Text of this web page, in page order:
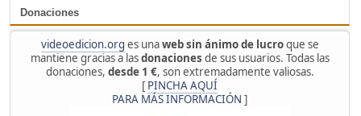
Donaciones
videoedicion.org es unaweb sin ánimo de lucroque se
mantiene gracias a lasdonaciones de sus usuarios. Todas las
donaciones, desde 1 €, son extremadamente valiosas.
[ PINCHA AQUÍ
PARA MÁS INFORMACIÓN ]